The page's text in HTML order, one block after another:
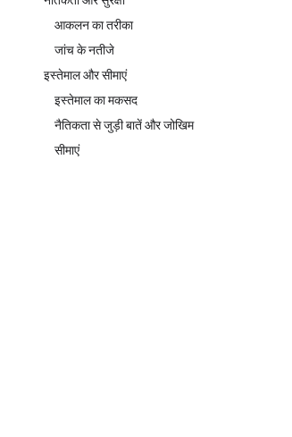
आकलन का तरीका
जांच के नतीजे
इस्तेमाल और सीमाएं
इस्तेमाल का मकसद
नैतिकता से जुड़ी बातें और जोखिम
सीमाएं